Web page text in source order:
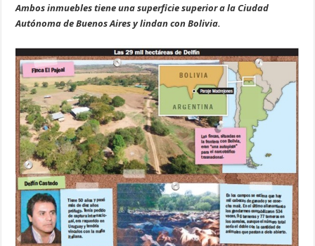
Ambos inmuebles tiene una superficie superior a la Ciudad
Autónoma de Buenos Aires y lindan con Bolivia.